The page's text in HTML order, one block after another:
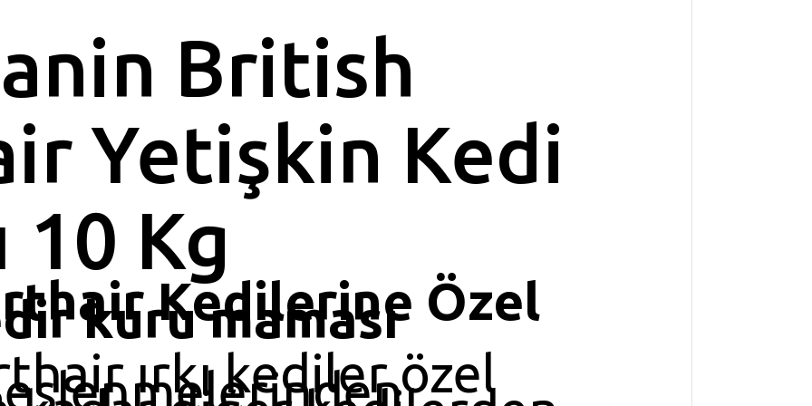
British
Yetişkin Kedi
10 Kg
Kedilerine Özel
kuru maması
ırkı kediler özel